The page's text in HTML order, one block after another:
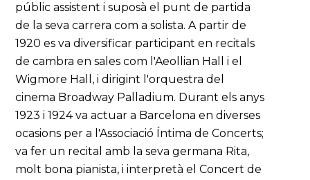
públic assistent i suposà el punt de partida
de la seva carrera com a solista. A partir de
1920 es va diversificar participant en recitals
de cambra en sales com l'Aeollian Hall i el
Wigmore Hall, i dirigint l'orquestra del
cinema Broadway Palladium. Durant els anys
1923 i 1924 va actuar a Barcelona en diverses
ocasions per a l'Associació Íntima de Concerts;
va fer un recital amb la seva germana Rita,
molt bona pianista, i interpretà el Concert de